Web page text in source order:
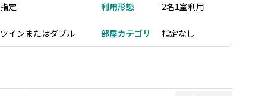
指定 利用形態 2名1室利用
ツインまたはダブル 部屋カテゴリ 指定なし